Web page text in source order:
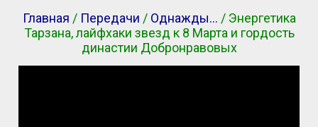
Главная / Передачи / Однажды… / Энергетика
Тарзана, лайфхаки звезд к 8 Марта и гордость
династии Добронравовых